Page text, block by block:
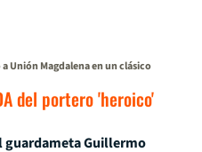
Unión Magdalena en un clásico
del portero 'heroico'
guardameta Guillermo